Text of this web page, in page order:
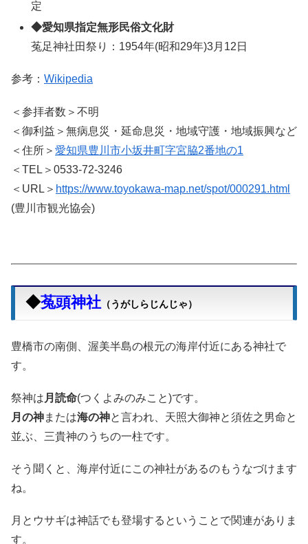
定
◆愛知県指定無形民俗文化財
菟足神社田祭り：1954年(昭和29年)3月12日
参考： Wikipedia
＜参拝者数＞不明
＜御利益＞無病息災・延命息災・地域守護・地域振興など
＜住所＞ 愛知県豊川市小坂井町字宮脇2番地の1
＜TEL＞0533-72-3246
＜URL＞ https://www.toyokawa-map.net/spot/000291.html
(豊川市観光協会)
◆菟頭神社 （うがしらじんじゃ）
豊橋市の南側、渥美半島の根元の海岸付近にある神社で
す。
祭神は 月読命(つくよみのみこと)です。
月の神または海の神と言われ、天照大御神と須佐之男命と
並ぶ、三貴神のうちの一柱です。
そう聞くと、海岸付近にこの神社があるのもうなづけます
ね。
月とウサギは神話でも登場するということで関連がありま
す。